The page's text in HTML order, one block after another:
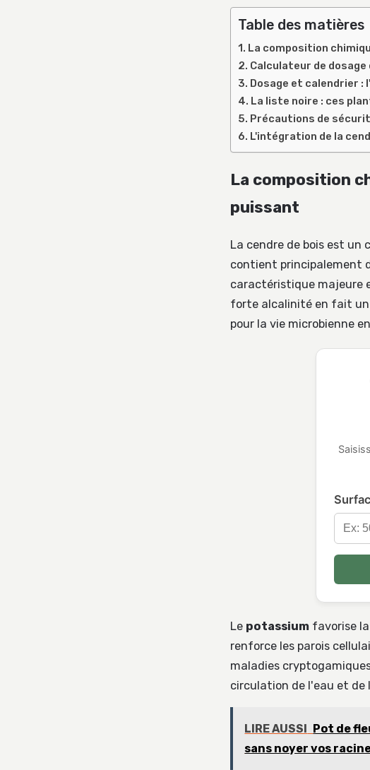
Table des matières
La composition
Calculateur de dosage
Dosage et calendrier :
La liste noire : ces
Précautions de
L'intégration de la
La composition
puissant
La cendre de bois est un
contient principalement
caractéristique majeure
forte alcalinité en fait un
pour la vie microbienne
Le potassium favorise
renforce les parois
maladies
circulation de l'eau et de
LIRE AUSSI Pot de
sans noyer vos